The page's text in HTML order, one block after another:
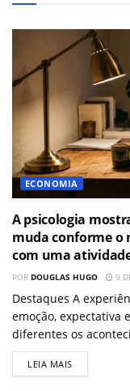
ECONOMIA
A psicologia
muda conforme o
com uma
POR DOUGLAS HUGO 9
Destaques A
emoção, expectativa
diferentes os
LEIA MAIS